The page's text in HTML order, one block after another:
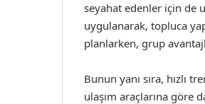
seyahat edenler için de
uygulanarak, topluca
planlarken, grup
Bunun yanı sıra, hızlı
ulaşım araçlarına göre